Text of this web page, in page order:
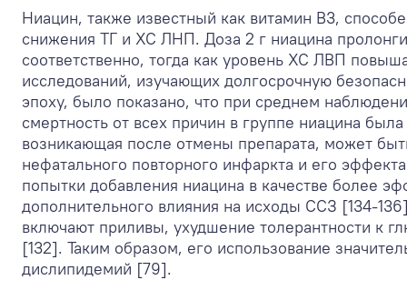
Ниацин, также известный как витамин B3,
снижения ТГ и ХС ЛНП. Доза 2 г ниацина
соответственно, тогда как уровень ХС ЛВП
исследований, изучающих долгосрочную
эпоху, было показано, что при среднем
смертность от всех причин в группе ниацина
возникающая после отмены препарата, может
нефатального повторного инфаркта и его
попытки добавления ниацина в качестве более
дополнительного влияния на исходы ССЗ [134-
включают приливы, ухудшение толерантности к
[132]. Таким образом, его использование
дислипидемий [79].